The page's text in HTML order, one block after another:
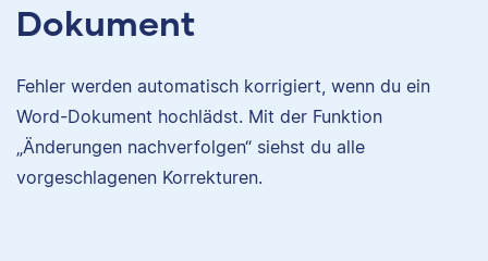
Dokument
Fehler werden automatisch korrigiert, wenn du ein
Word-Dokument hochlädst. Mit der Funktion
„Änderungen nachverfolgen“ siehst du alle
vorgeschlagenen Korrekturen.